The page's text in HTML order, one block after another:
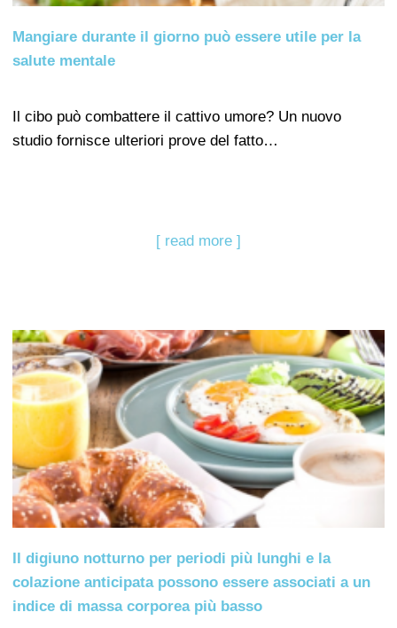
Mangiare durante il giorno può essere utile per la
salute mentale
Il cibo può combattere il cattivo umore? Un nuovo
studio fornisce ulteriori prove del fatto…
[ read more ]
Il digiuno notturno per periodi più lunghi e la
colazione anticipata possono essere associati a un
indice di massa corporea più basso